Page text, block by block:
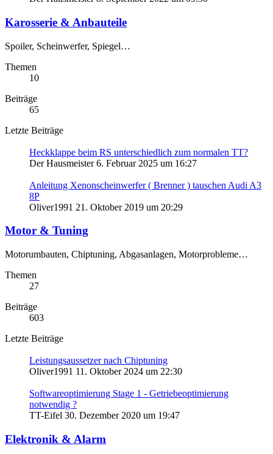
Karosserie & Anbauteile
Spoiler, Scheinwerfer, Spiegel…
Themen
10
Beiträge
65
Letzte Beiträge
Heckklappe beim RS unterschiedlich zum normalen TT?
Der Hausmeister6. Februar 2025 um 16:27
Anleitung Xenonscheinwerfer ( Brenner ) tauschen Audi A3
8P
Oliver1991 21. Oktober 2019 um 20:29
Motor & Tuning
Motorumbauten, Chiptuning, Abgasanlagen, Motorprobleme…
Themen
27
Beiträge
603
Letzte Beiträge
Leistungsaussetzer nach Chiptuning
Oliver1991 11. Oktober 2024 um 22:30
Softwareoptimierung Stage 1 - Getriebeoptimierung
notwendig ?
TT-Eifel 30. Dezember 2020 um 19:47
Elektronik & Alarm